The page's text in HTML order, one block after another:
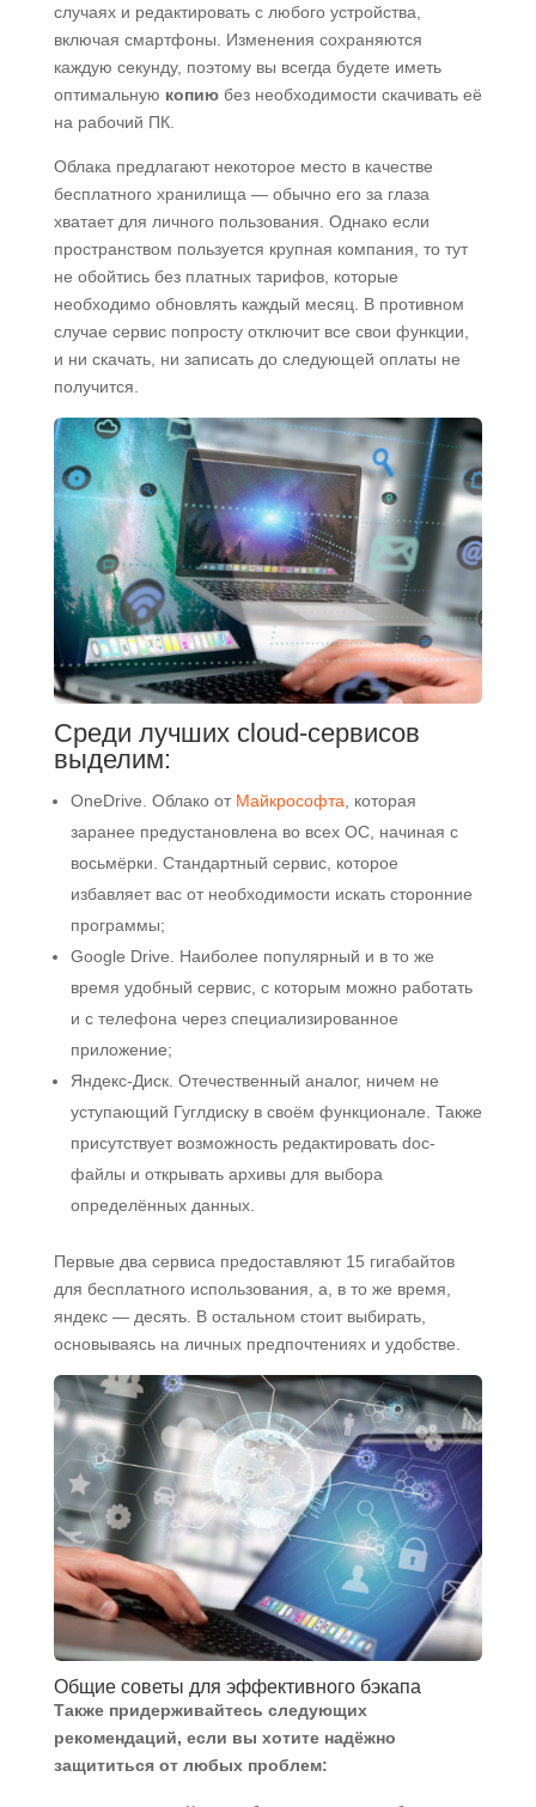
случаях и редактировать с любого устройства,
включая смартфоны. Изменения сохраняются
каждую секунду, поэтому вы всегда будете иметь
оптимальную копию без необходимости скачивать её
на рабочий ПК.
Облака предлагают некоторое место в качестве
бесплатного хранилища — обычно его за глаза
хватает для личного пользования. Однако если
пространством пользуется крупная компания, то тут
не обойтись без платных тарифов, которые
необходимо обновлять каждый месяц. В противном
случае сервис попросту отключит все свои функции,
и ни скачать, ни записать до следующей оплаты не
получится.
Среди лучших cloud-сервисов
выделим:
OneDrive. Облако от Майкрософта , которая
заранее предустановлена во всех ОС, начиная с
восьмёрки. Стандартный сервис, которое
избавляет вас от необходимости искать сторонние
программы;
Google Drive. Наиболее популярный и в то же
время удобный сервис, с которым можно работать
и с телефона через специализированное
приложение;
Яндекс-Диск. Отечественный аналог, ничем не
уступающий Гуглдиску в своём функционале. Также
присутствует возможность редактировать doc-
файлы и открывать архивы для выбора
определённых данных.
Первые два сервиса предоставляют 15 гигабайтов
для бесплатного использования, а, в то же время,
яндекс — десять. В остальном стоит выбирать,
основываясь на личных предпочтениях и удобстве.
Общие советы для эффективного бэкапа
Также придерживайтесь следующих
рекомендаций, если вы хотите надёжно
защититься от любых проблем: